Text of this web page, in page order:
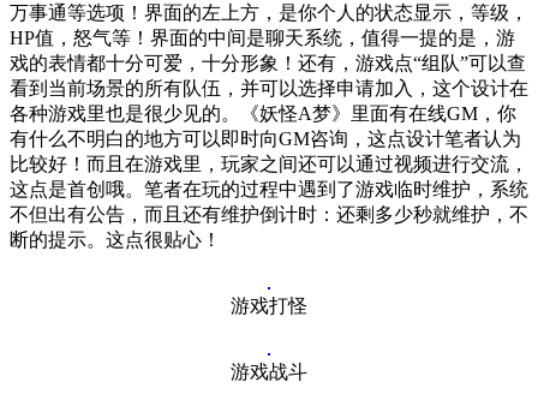
万事通等选项！界面的左上方，是你个人的状态显示，等级，
HP值，怒气等！界面的中间是聊天系统，值得一提的是，游
戏的表情都十分可爱，十分形象！还有，游戏点“组队”可以查
看到当前场景的所有队伍，并可以选择申请加入，这个设计在
各种游戏里也是很少见的。《妖怪A梦》里面有在线GM，你
有什么不明白的地方可以即时向GM咨询，这点设计笔者认为
比较好！而且在游戏里，玩家之间还可以通过视频进行交流，
这点是首创哦。笔者在玩的过程中遇到了游戏临时维护，系统
不但出有公告，而且还有维护倒计时：还剩多少秒就维护，不
断的提示。这点很贴心！
游戏打怪
游戏战斗